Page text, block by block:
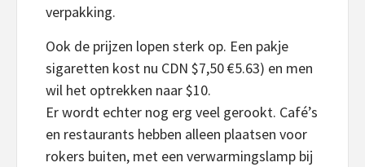
verpakking.
Ook de prijzen lopen sterk op. Een pakje
sigaretten kost nu CDN $7,50 €5.63) en men
wil het optrekken naar $10.
Er wordt echter nog erg veel gerookt. Café’s
en restaurants hebben alleen plaatsen voor
rokers buiten, met een verwarmingslamp bij